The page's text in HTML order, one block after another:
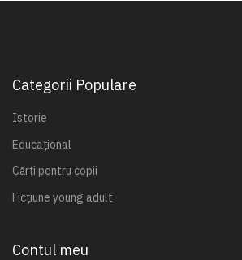
Categorii Populare
Istorie
Educațional
Cărți pentru copii
Ficțiune young adult
Contul meu